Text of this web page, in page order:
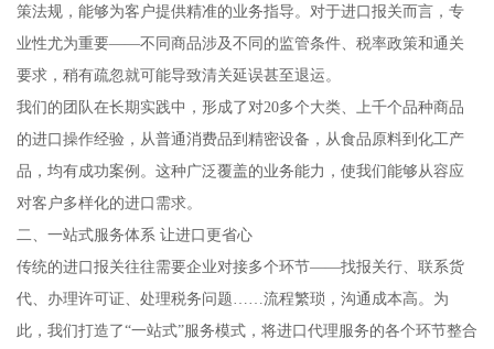
策法规，能够为客户提供精准的业务指导。对于进口报关而言，专
业性尤为重要——不同商品涉及不同的监管条件、税率政策和通关
要求，稍有疏忽就可能导致清关延误甚至退运。
我们的团队在长期实践中，形成了对20多个大类、上千个品种商品
的进口操作经验，从普通消费品到精密设备，从食品原料到化工产
品，均有成功案例。这种广泛覆盖的业务能力，使我们能够从容应
对客户多样化的进口需求。
二、一站式服务体系 让进口更省心
传统的进口报关往往需要企业对接多个环节——找报关行、联系货
代、办理许可证、处理税务问题……流程繁琐，沟通成本高。为
此，我们打造了“一站式”服务模式，将进口代理服务的各个环节整合